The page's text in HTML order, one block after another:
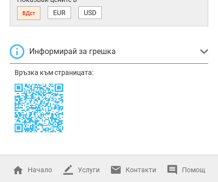
ВДст EUR USD
Информирай за грешка
Връзка към страницата:
Начало Услуги Контакти Помощ